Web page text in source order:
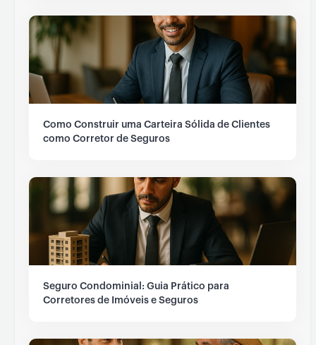
Como Construir uma Carteira Sólida de Clientes
como Corretor de Seguros
Seguro Condominial: Guia Prático para
Corretores de Imóveis e Seguros